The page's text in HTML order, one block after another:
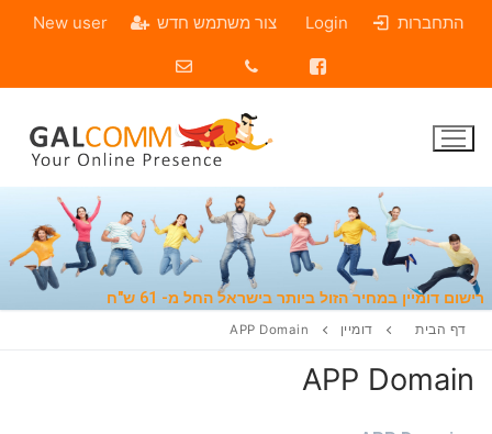
התחברות Login צור משתמש חדש New user
דומיין במחיר הזול ביותר בישראל החל מ- 61 ש"ח
דף הבית דומיין APP Domain
APP Domain